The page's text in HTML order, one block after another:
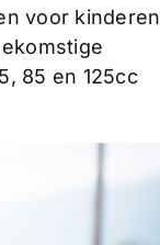
voor kinderen
85 en 125cc